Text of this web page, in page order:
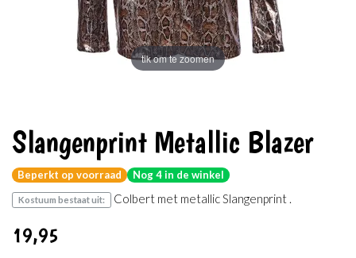
tik om te zoomen
Slangenprint Metallic Blazer
Beperkt op voorraad Nog 4 in de winkel
Kostuum bestaat uit: Colbert met metallic Slangenprint .
19,95